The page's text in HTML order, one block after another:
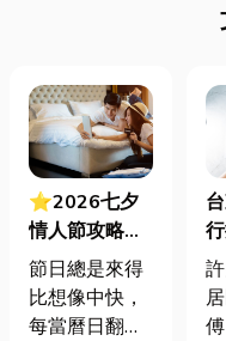
⭐2026七夕
情人節攻略！
七夕送什麼不
踩雷？限定甜
點哪裡買？台
節日總是來得
比想像中快，
每當曆日翻到